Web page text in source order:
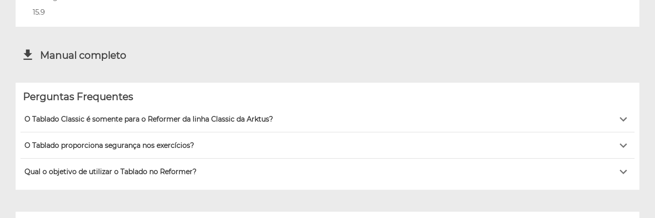
15.9
Manual completo
Perguntas Frequentes
O Tablado Classic é somente para o Reformer da linha Classic da Arktus?
O Tablado proporciona segurança nos exercícios?
Qual o objetivo de utilizar o Tablado no Reformer?